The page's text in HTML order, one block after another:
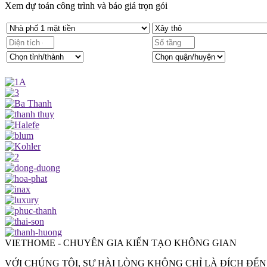
Xem dự toán công trình và báo giá trọn gói
VIETHOME - CHUYÊN GIA KIẾN TẠO KHÔNG GIAN
VỚI CHÚNG TÔI, SỰ HÀI LÒNG KHÔNG CHỈ LÀ ĐÍCH